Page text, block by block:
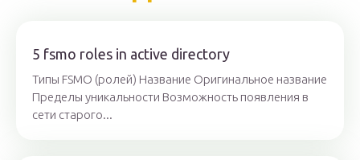
5 fsmo roles in active directory
Типы FSMO (ролей) Название Оригинальное название
Пределы уникальности Возможность появления в
сети старого...